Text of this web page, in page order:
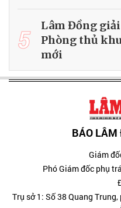
5
Lâm Đồng
Phòng thủ
mới
BÁO LÂM
Giám
Phó Giám đốc phụ
Trụ sở 1: Số 38 Quang